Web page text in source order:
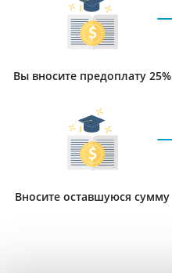
Вы вносите предоплату 25%
Вносите оставшуюся сумму